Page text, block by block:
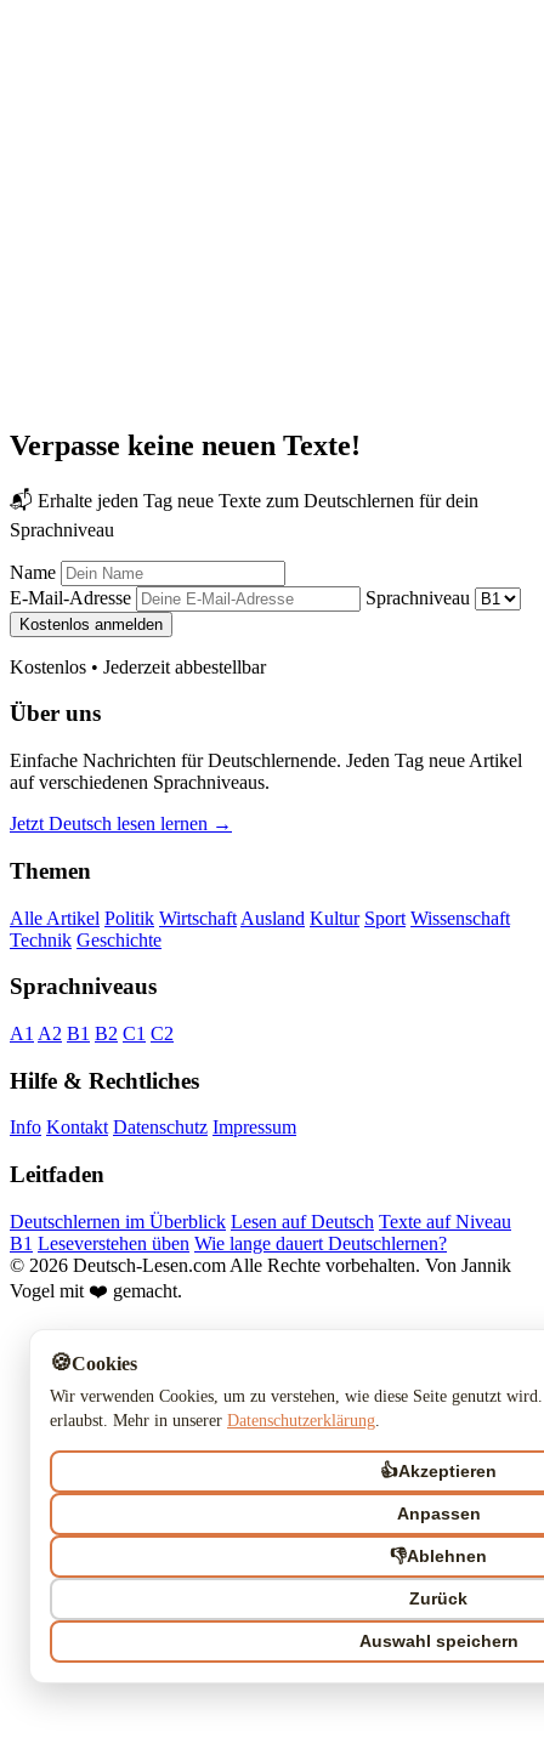
Verpasse keine neuen Texte!
📬 Erhalte jeden Tag neue Texte zum Deutschlernen für dein
Sprachniveau
Name
E-Mail-Adresse
Sprachniveau
Kostenlos anmelden
Kostenlos • Jederzeit abbestellbar
Über uns
Einfache Nachrichten für Deutschlernende. Jeden Tag neue Artikel
auf verschiedenen Sprachniveaus.
Jetzt Deutsch lesen lernen →
Themen
Alle Artikel Politik Wirtschaft Ausland Kultur Sport Wissenschaft
Technik Geschichte
Sprachniveaus
A1 A2 B1 B2 C1 C2
Hilfe & Rechtliches
Info Kontakt Datenschutz Impressum
Leitfaden
Deutschlernen im Überblick Lesen auf Deutsch Texte auf Niveau
B1 Leseverstehen üben Wie lange dauert Deutschlernen?
© 2026 Deutsch-Lesen.com Alle Rechte vorbehalten. Von Jannik
Vogel mit ❤️ gemacht.
🍪Cookies
Wir verwenden Cookies, um zu verstehen, wie diese Seite genutzt
erlaubst. Mehr in unserer Datenschutzerklärung.
👍Akzeptieren
Anpassen
👎Ablehnen
Zurück
Auswahl speichern